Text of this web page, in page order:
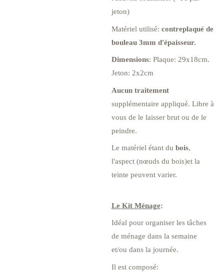
jeton)
Matériel utilisé: contreplaqué de
bouleau 3mm d'épaisseur.
Dimensions: Plaque: 29x18cm.
Jeton: 2x2cm
Aucun traitement
supplémentaire appliqué. Libre à
vous de le laisser brut ou de le
peindre.
Le matériel étant du bois,
l'aspect (nœuds du bois)et la
teinte peuvent varier.
Le Kit Ménage:
Idéal pour organiser les tâches
de ménage dans la semaine
et/ou dans la journée.
Il est composé: